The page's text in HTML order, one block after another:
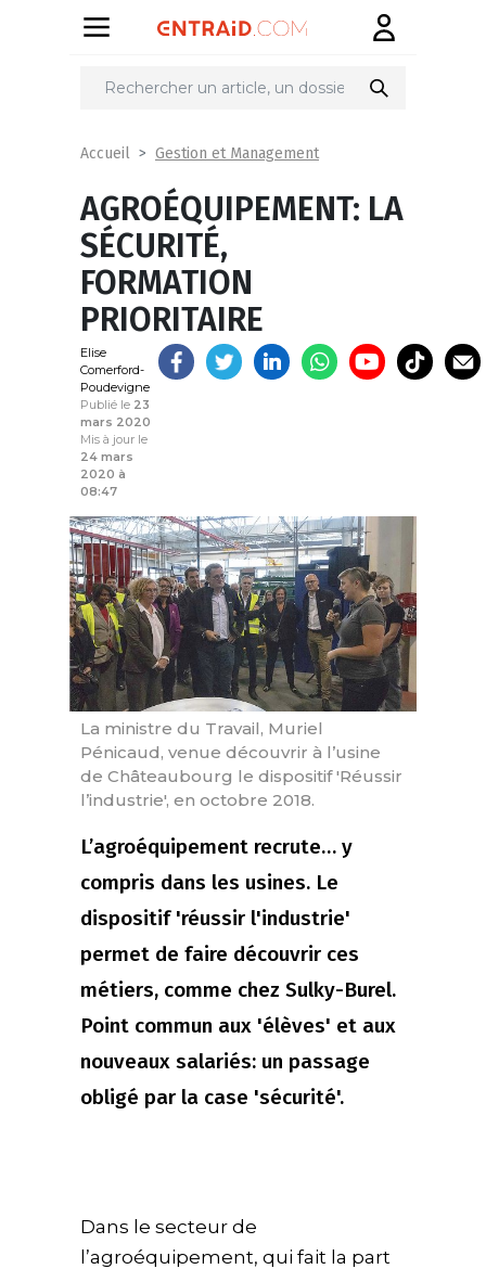
Partager
Accueil Gestion et Management
AGROÉQUIPEMENT: LA
SÉCURITÉ,
FORMATION
PRIORITAIRE
Elise
Comerford-
Poudevigne
Publié le 23
mars 2020
Mis à jour le
24 mars
2020 à
08:47
La ministre du Travail, Muriel
Pénicaud, venue découvrir à l’usine
de Châteaubourg le dispositif 'Réussir
l’industrie', en octobre 2018.
L’agroéquipement recrute… y
compris dans les usines. Le
dispositif 'réussir l'industrie'
permet de faire découvrir ces
métiers, comme chez Sulky-Burel.
Point commun aux 'élèves' et aux
nouveaux salariés: un passage
obligé par la case 'sécurité'.
Dans le secteur de
l’agroéquipement, qui fait la part